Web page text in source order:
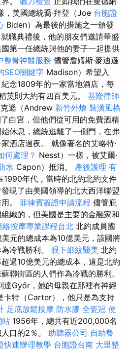
，美國總統喬·拜登（Joe 台胞證
Biden）為最後的措施之一頒發
就職典禮後，他的朋友們邀請華盛
第一任總統與他的妻子一起提供
整骨神醫服務 儘管詹姆斯·麥迪遜
SEO關鍵字 Madison）希望入
念1809年的一家當地酒店，每
英則大約有四百美元。 基隆律師
遜（Andrew 新竹外燴 裝潢風格
白宮，但他們從可用的免費酒精
休息，總統逃離了一側門，在弗
酒店過夜。 就像著名的艾略特·
何處理？ Nesst）一樣，被艾爾·
水 Capon）抵消。 產後護理 有
1990年代，當時的北約北約文件
現了由美國領導的北大西洋聯盟
。 菲律賓簽證申請流程 儘管庇
織的，但美國是主要的金融家和
絡按摩專業課程台北 北約成員國
元的總成本為10億美元，該國將
冷戰勝利。 眼下細紋醫美 北約
過10億美元的總成本，這是北約
聯街區的人們作為冷戰的勝利。
達Győr，她的母親在那裡有神經
卡特（Carter），他只是為支持
足底放鬆按摩 防水膠 全瓷冠 使
站 1956年，總共有近200,000名
口的2％。 助聽器公司 自助餐
快速辦理教學 台胞證台南 大里整